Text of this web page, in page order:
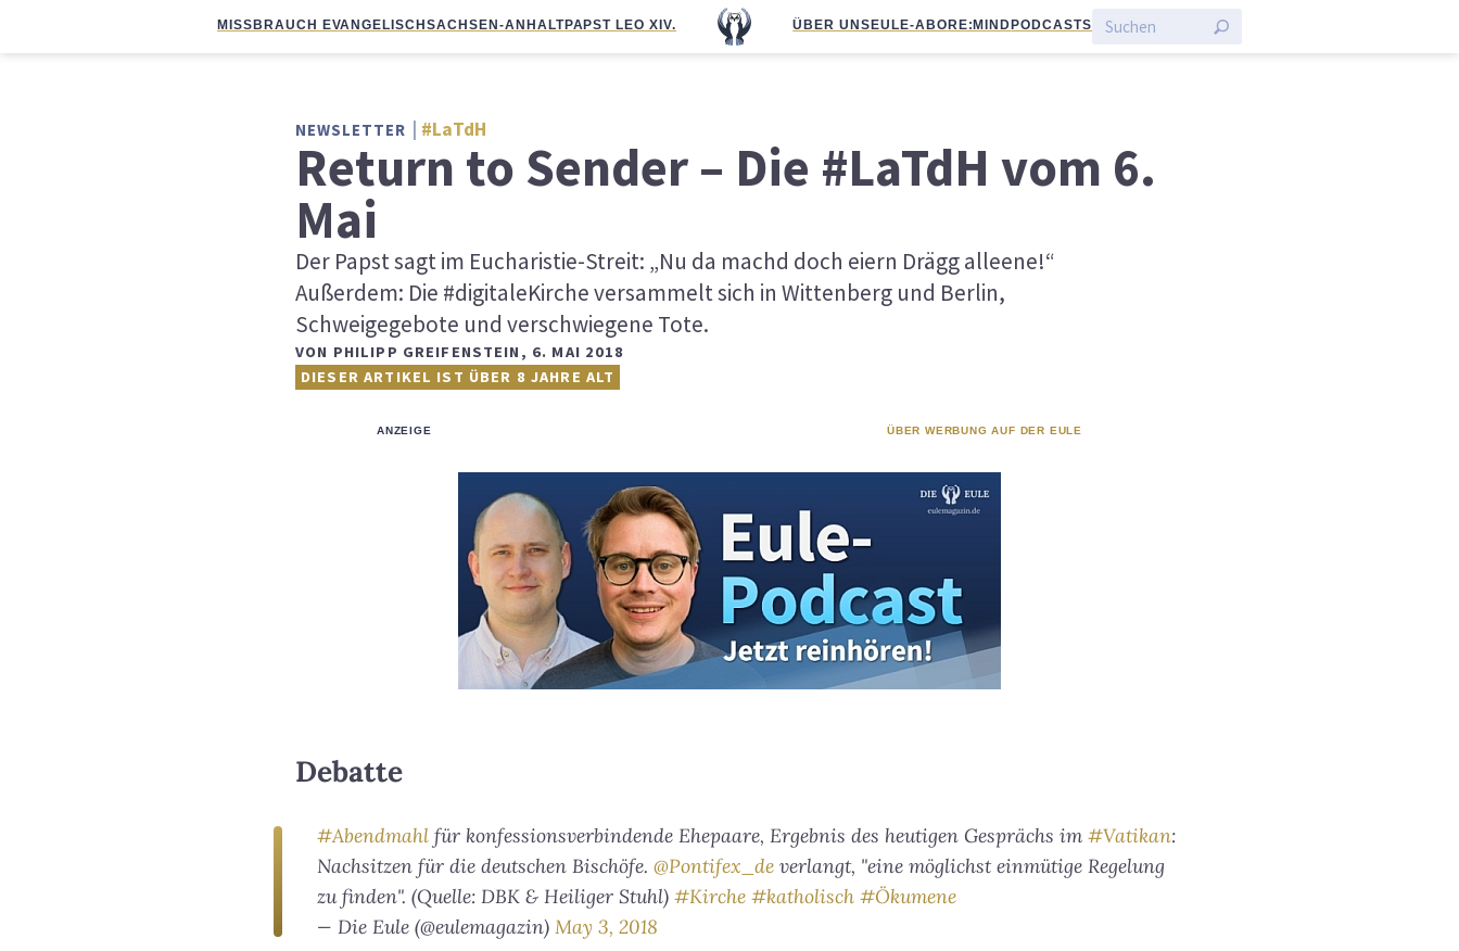
MISSBRAUCH EVANGELISCHSACHSEN-ANHALTPAPST LEO XIV. ÜBER UNS EULE-ABO RE:MIND PODCASTS
NEWSLETTER #LaTdH
Return to Sender – Die #LaTdH vom 6.
Mai
Der Papst sagt im Eucharistie-Streit: „Nu da machd doch eiern Drägg alleene!“
Außerdem: Die #digitaleKirche versammelt sich in Wittenberg und Berlin,
Schweigegebote und verschwiegene Tote.
VON PHILIPP GREIFENSTEIN , 6. MAI 2018
DIESER ARTIKEL IST ÜBER 8 JAHRE ALT
ANZEIGE ÜBER WERBUNG AUF DER EULE
Debatte
#Abendmahl für konfessionsverbindende Ehepaare, Ergebnis des heutigen Gesprächs im #Vatikan:
Nachsitzen für die deutschen Bischöfe. @Pontifex_de verlangt, "eine möglichst einmütige Regelung
zu finden". (Quelle: DBK & Heiliger Stuhl) #Kirche #katholisch #Ökumene
— Die Eule (@eulemagazin) May 3, 2018